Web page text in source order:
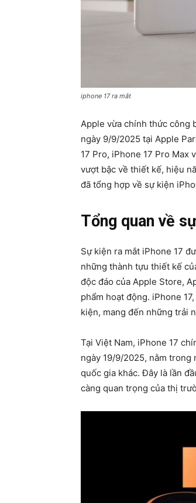
iphone 17 ra mắt
Apple vừa chính thức công
ngày 9/9/2025 tại Apple
17 Pro, iPhone 17 Pro Max
vượt bậc về thiết kế, hiệu
đã tổng hợp về sự kiện
Tổng quan về
Sự kiện ra mắt iPhone 17
những thành tựu thiết kế
độc đáo của Apple Store,
phẩm hoạt động. iPhone
kiện, mang đến những trải
Tại Việt Nam, iPhone 17
ngày 19/9/2025, nằm trong
quốc gia khác. Đây là lần
càng quan trọng của thị